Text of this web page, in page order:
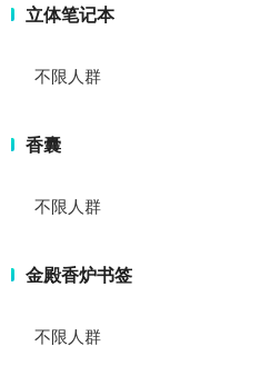
立体笔记本
不限人群
香囊
不限人群
金殿香炉书签
不限人群